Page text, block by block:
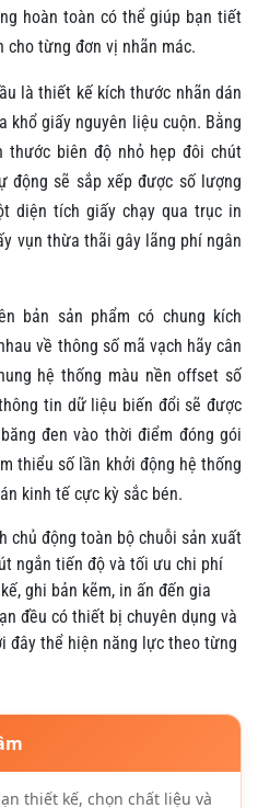
hoàn toàn có thể giúp bạn tiết
cho từng đơn vị nhãn mác.
là thiết kế kích thước nhãn dán
giấy nguyên liệu cuộn. Bằng
thước biên độ nhỏ hẹp đôi chút
động sẽ sắp xếp được số lượng
diện tích giấy chạy qua trục in
vụn thừa thãi gây lãng phí ngân
bản sản phẩm có chung kích
về thông số mã vạch hãy cân
hệ thống màu nền offset số
tin dữ liệu biến đổi sẽ được
đen vào thời điểm đóng gói
thiểu số lần khởi động hệ thống
kinh tế cực kỳ sắc bén.
chủ động toàn bộ chuỗi sản xuất
ngắn tiến độ và tối ưu chi phí
ghi bản kẽm, in ấn đến gia
đều có thiết bị chuyên dụng và
đây thể hiện năng lực theo từng
thiết kế, chọn chất liệu và